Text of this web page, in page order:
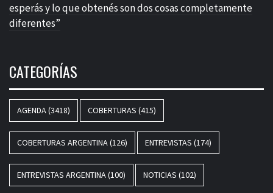
esperás y lo que obtenés son dos cosas completamente
diferentes”
CATEGORÍAS
AGENDA(3418) COBERTURAS (415)
COBERTURAS ARGENTINA(126) ENTREVISTAS (174)
ENTREVISTAS ARGENTINA(100) NOTICIAS (102)